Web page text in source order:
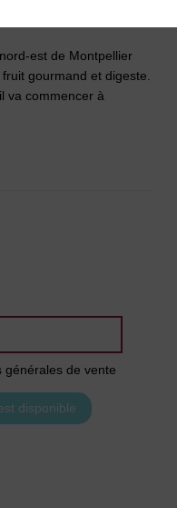
est de Montpellier
gourmand et digeste.
va commencer à
générales de vente